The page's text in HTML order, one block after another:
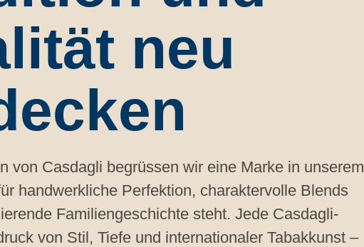
neu
von Casdagli begrüssen wir eine Marke in unserem
handwerkliche Perfektion, charaktervolle Blends
Familiengeschichte steht. Jede Casdagli-
von Stil, Tiefe und internationaler Tabakkunst –